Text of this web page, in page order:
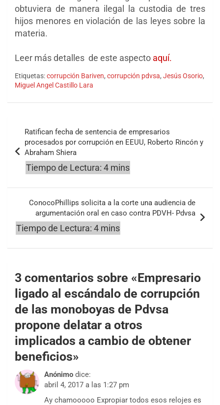
obtuviera de manera ilegal la custodia de tres
hijos menores en violación de las leyes sobre la
materia.
Leer más detalles de este aspecto aquí.
Etiquetas:corrupción Bariven, corrupción pdvsa, Jesús Osorio,
Miguel Angel Castillo Lara
entradas
Ratifican fecha de sentencia de empresarios
procesados por corrupción en EEUU, Roberto Rincón y
Abraham Shiera
ConocoPhillips solicita a la corte una audiencia de
argumentación oral en caso contra PDVH- Pdvsa
3 comentarios sobre «Empresario
ligado al escándalo de corrupción
de las monoboyas de Pdvsa
propone delatar a otros
implicados a cambio de obtener
beneficios»
Anónimo dice:
abril 4, 2017 a las 1:27 pm
Ay chamooooo Expropiar todos esos relojes es